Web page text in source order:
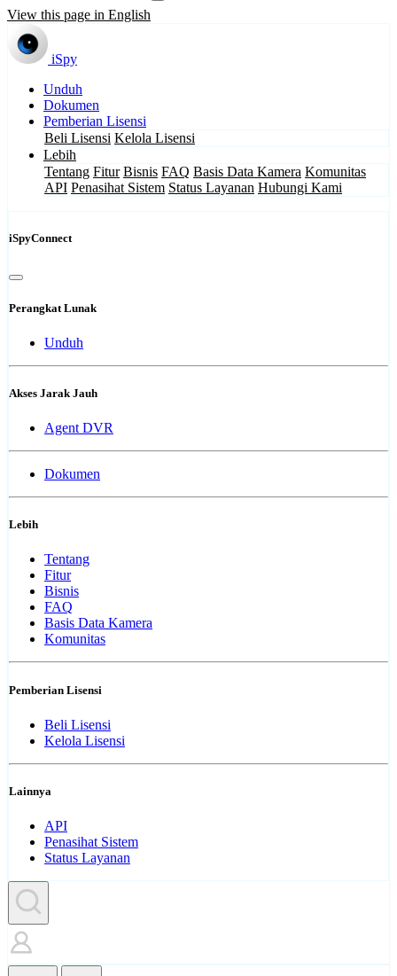
View this page in English
iSpy
Unduh
Dokumen
Pemberian Lisensi
Beli Lisensi Kelola Lisensi
Lebih
Tentang Fitur Bisnis FAQ Basis Data Kamera Komunitas
API Penasihat Sistem Status Layanan Hubungi Kami
iSpyConnect
Perangkat Lunak
Unduh
Akses Jarak Jauh
Agent DVR
Dokumen
Lebih
Tentang
Fitur
Bisnis
FAQ
Basis Data Kamera
Komunitas
Pemberian Lisensi
Beli Lisensi
Kelola Lisensi
Lainnya
API
Penasihat Sistem
Status Layanan